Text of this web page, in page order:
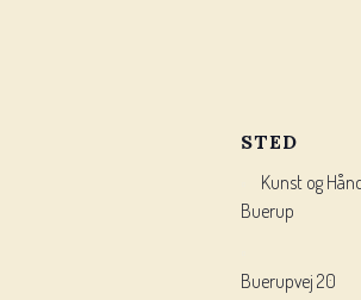
STED
Kunst og
Buerup
Buerupvej 20